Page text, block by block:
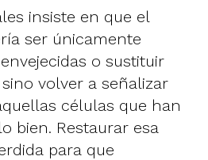
insiste en que el
ser únicamente
o sustituir
volver a señalizar
células que han
bien. Restaurar esa
para que